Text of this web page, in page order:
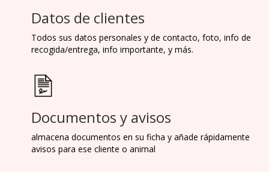
Datos de clientes
Todos sus datos personales y de contacto, foto, info de
recogida/entrega, info importante, y más.
Documentos y avisos
almacena documentos en su ficha y añade rápidamente
avisos para ese cliente o animal